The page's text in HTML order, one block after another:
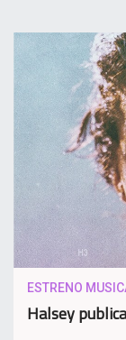
ESTRENO
Halsey